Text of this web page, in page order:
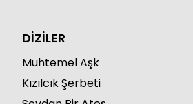
DİZİLER
Muhtemel Aşk
Kızılcık Şerbeti